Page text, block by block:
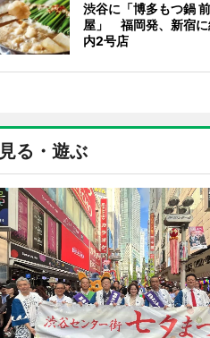
渋谷に「博多もつ鍋
屋」 福岡発、新宿に
内2号店
見る・遊ぶ